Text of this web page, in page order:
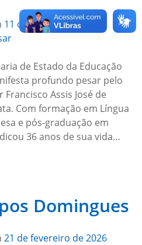
11 de março de 2026
de Estado da Educação
profundo pesar pelo
Assis José de
Com formação em Língua
e pós-graduação em
36 anos de sua vida…
Domingues
21 de fevereiro de 2026